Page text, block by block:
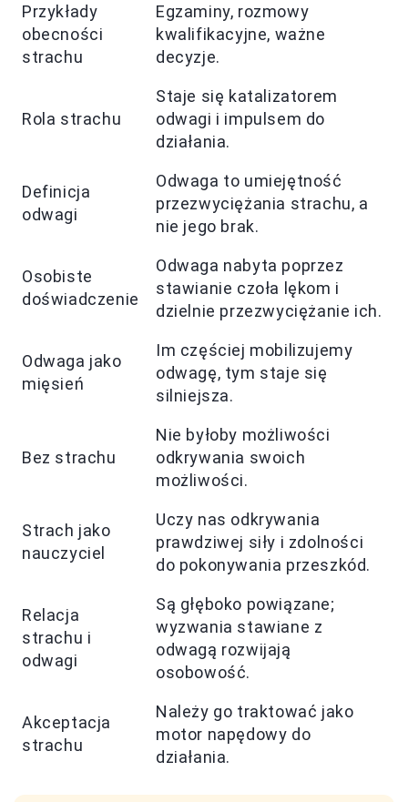
Przykłady
obecności
strachu
Egzaminy, rozmowy
kwalifikacyjne, ważne
decyzje.
Rola strachu
Staje się katalizatorem
odwagi i impulsem do
działania.
Definicja
odwagi
Odwaga to umiejętność
przezwyciężania strachu, a
nie jego brak.
Osobiste
doświadczenie
Odwaga nabyta poprzez
stawianie czoła lękom i
dzielnie przezwyciężanie ich.
Odwaga jako
mięsień
Im częściej mobilizujemy
odwagę, tym staje się
silniejsza.
Bez strachu
Nie byłoby możliwości
odkrywania swoich
możliwości.
Strach jako
nauczyciel
Uczy nas odkrywania
prawdziwej siły i zdolności
do pokonywania przeszkód.
Relacja
strachu i
odwagi
Są głęboko powiązane;
wyzwania stawiane z
odwagą rozwijają
osobowość.
Akceptacja
strachu
Należy go traktować jako
motor napędowy do
działania.